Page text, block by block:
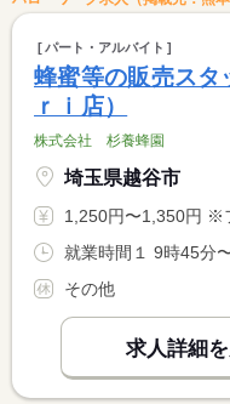
パート・アルバイト
蜂蜜等の販売スタ
ｒｉ店）
株式会社 杉養蜂園
埼玉県越谷市
1,250円〜1,350円 ※フルタイム求人の場
その他
求人詳細